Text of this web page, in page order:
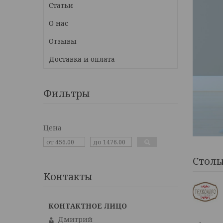
Статьи
О нас
Отзывы
Доставка и оплата
Фильтры
Цена
Контакты
Дмитрий